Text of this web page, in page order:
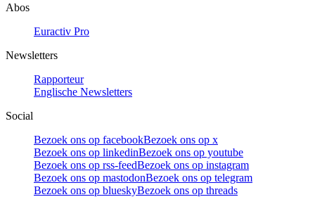
Abos
Euractiv Pro
Newsletters
Rapporteur
Englische Newsletters
Social
Bezoek ons op facebookBezoek ons op x
Bezoek ons op linkedinBezoek ons op youtube
Bezoek ons op rss-feedBezoek ons op instagram
Bezoek ons op mastodonBezoek ons op telegram
Bezoek ons op blueskyBezoek ons op threads